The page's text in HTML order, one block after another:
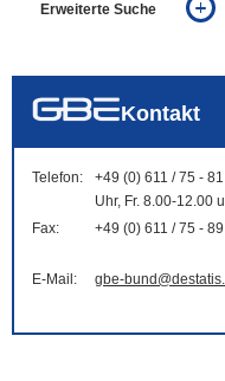
Erweiterte Suche
auch in allen Texten
Kontakt
Telefon:
+49 (0) 611 / 75 -
Uhr, Fr. 8.00-12.00
Fax:
+49 (0) 611 / 75 -
E-Mail: gbe-